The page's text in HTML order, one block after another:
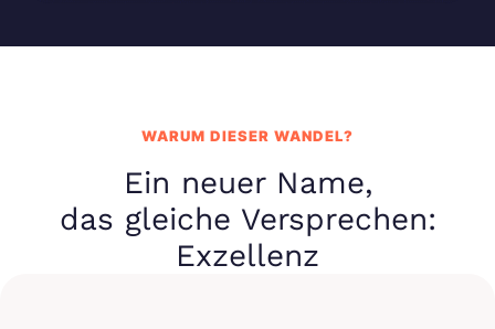
WARUM DIESER WANDEL?
Ein neuer Name,
das gleiche Versprechen:
Exzellenz